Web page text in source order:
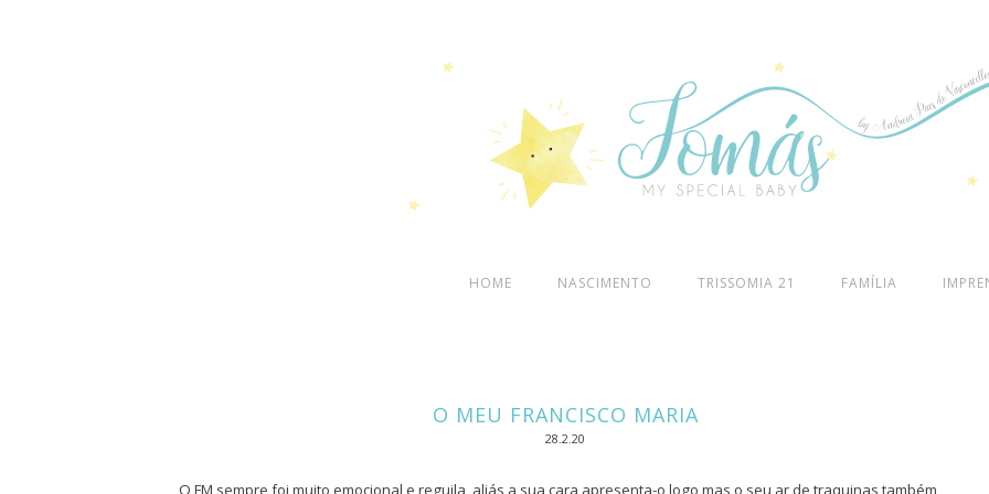
HOME NASCIMENTO TRISSOMIA 21 FAMÍLIA
O MEU FRANCISCO MARIA
28.2.20
O FM sempre foi muito emocional e reguila, aliás a sua cara apresenta-o logo mas o seu ar de traquinas também